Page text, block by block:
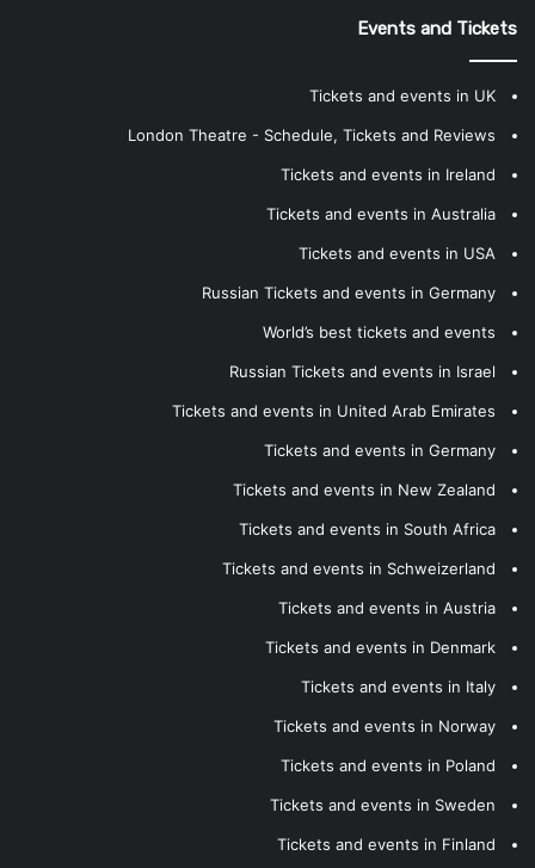
Events and Tickets
Tickets and events in UK
London Theatre - Schedule, Tickets and Reviews
Tickets and events in Ireland
Tickets and events in Australia
Tickets and events in USA
Russian Tickets and events in Germany
World’s best tickets and events
Russian Tickets and events in Israel
Tickets and events in United Arab Emirates
Tickets and events in Germany
Tickets and events in New Zealand
Tickets and events in South Africa
Tickets and events in Schweizerland
Tickets and events in Austria
Tickets and events in Denmark
Tickets and events in Italy
Tickets and events in Norway
Tickets and events in Poland
Tickets and events in Sweden
Tickets and events in Finland